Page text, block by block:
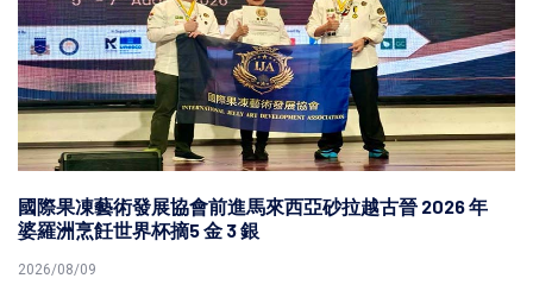
國際果凍藝術發展協會前進馬來西亞砂拉越古晉 2026 年
婆羅洲烹飪世界杯摘5 金 3 銀
2026/08/09